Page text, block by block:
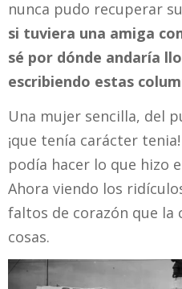
nunca pudo recuperar
si tuviera una amiga
sé por dónde andaría
escribiendo estas
Una mujer sencilla, del
¡que tenía carácter
podía hacer lo que hizo
Ahora viendo los
faltos de corazón que
cosas.